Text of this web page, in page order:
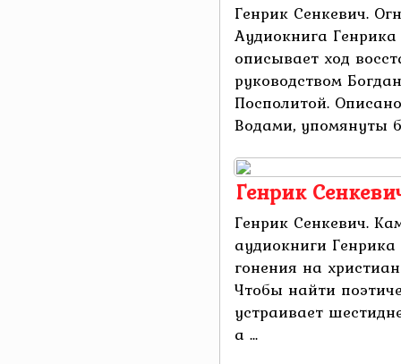
Генрик Сенкевич.
Аудиокнига
описывает ход
руководством
Посполитой.
Водами, упомянуты
Генрик
Генрик Сенкевич.
аудиокниги
гонения на
Чтобы найти
устраивает
а ...